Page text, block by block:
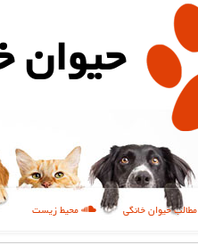
حیوان
مطالب حیوان خانگی محیط زیست